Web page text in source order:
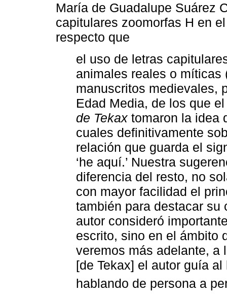
María de Guadalupe Suárez
capitulares zoomorfas H en
respecto que
el uso de letras
animales reales o míticas
manuscritos medievales,
Edad Media, de los que
de Tekax tomaron la idea
cuales definitivamente
relación que guarda el
‘he aquí.’ Nuestra
diferencia del resto, no
con mayor facilidad el
también para destacar su
autor consideró
escrito, sino en el ámbito
veremos más adelante, a
[de Tekax] el autor guía
hablando de persona a